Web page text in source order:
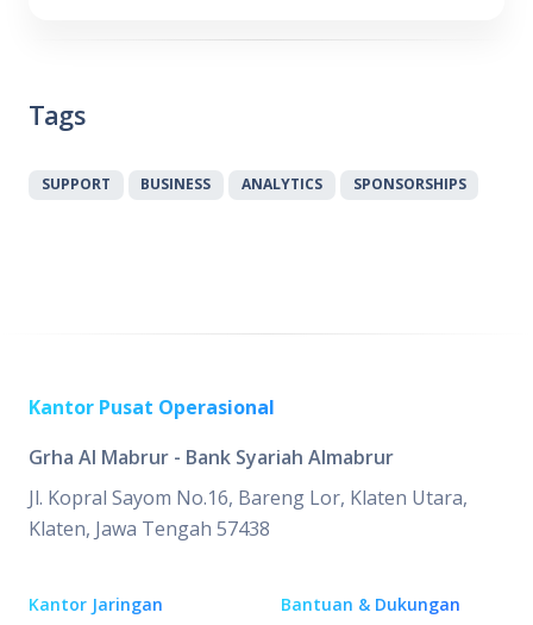
Tags
SUPPORT BUSINESS ANALYTICS SPONSORSHIPS
Kantor Pusat Operasional
Grha Al Mabrur - Bank Syariah Almabrur
Jl. Kopral Sayom No.16, Bareng Lor, Klaten Utara,
Klaten, Jawa Tengah 57438
Kantor Jaringan
Bantuan & Dukungan